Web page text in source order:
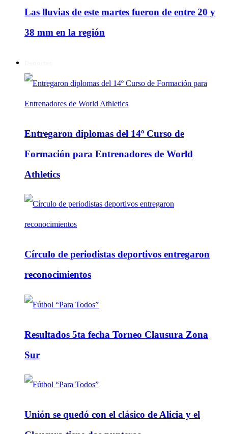
Las lluvias de este martes fueron de entre 20 y
38 mm en la región
Entregaron diplomas del 14º Curso de
Formación para Entrenadores de World
Athletics
Círculo de periodistas deportivos entregaron
reconocimientos
Resultados 5ta fecha Torneo Clausura Zona
Sur
Unión se quedó con el clásico de Alicia y el